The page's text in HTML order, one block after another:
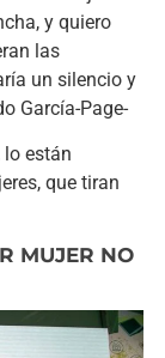
y quiero
las
un silencio y
García-Page-
lo están
que tiran
MUJER NO